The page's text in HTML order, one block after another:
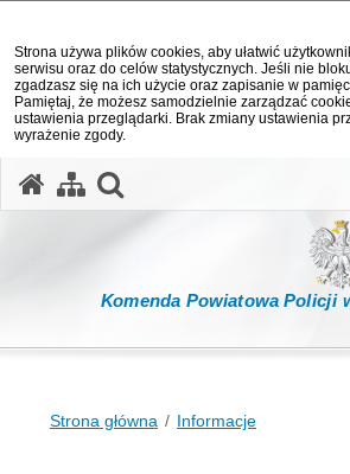
Strona używa plików cookies, aby ułatwić
serwisu oraz do celów statystycznych. Jeśli nie
zgadzasz się na ich użycie oraz zapisanie w
Pamiętaj, że możesz samodzielnie zarządzać
ustawienia przeglądarki. Brak zmiany ustawienia
wyrażenie zgody.
Komenda Powiatowa Policji
Strona główna Informacje